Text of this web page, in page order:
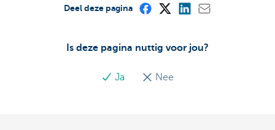
Is deze pagina nuttig voor jou?
Ja Nee
Deel deze pagina